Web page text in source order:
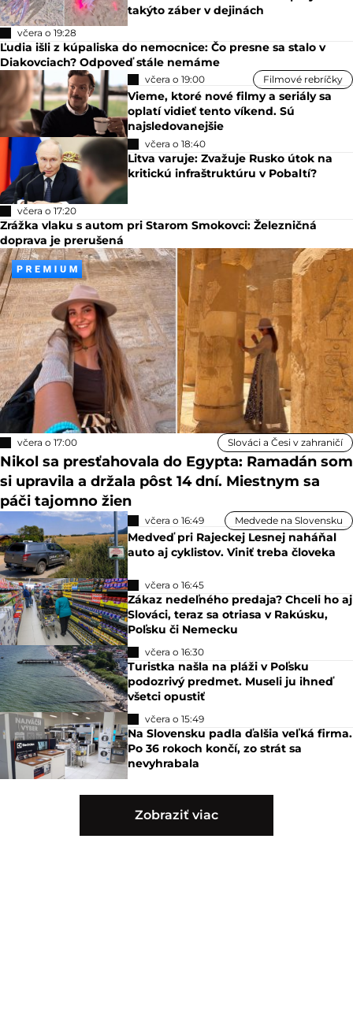
takýto záber v dejinách
včera o 19:28
Ľudia išli z kúpaliska do nemocnice: Čo presne sa stalo v
Diakovciach? Odpoveď stále nemáme
včera o 19:00 Filmové rebríčky
Vieme, ktoré nové filmy a seriály sa
oplatí vidieť tento víkend. Sú
najsledovanejšie
včera o 18:40
Litva varuje: Zvažuje Rusko útok na
kritickú infraštruktúru v Pobaltí?
včera o 17:20
Zrážka vlaku s autom pri Starom Smokovci: Železničná
doprava je prerušená
včera o 17:00 Slováci a Česi v zahraničí
Nikol sa presťahovala do Egypta: Ramadán som
si upravila a držala pôst 14 dní. Miestnym sa
páči tajomno žien
včera o 16:49 Medvede na Slovensku
Medveď pri Rajeckej Lesnej naháňal
auto aj cyklistov. Viniť treba človeka
včera o 16:45
Zákaz nedeľného predaja? Chceli ho aj
Slováci, teraz sa otriasa v Rakúsku,
Poľsku či Nemecku
včera o 16:30
Turistka našla na pláži v Poľsku
podozrivý predmet. Museli ju ihneď
všetci opustiť
včera o 15:49
Na Slovensku padla ďalšia veľká firma.
Po 36 rokoch končí, zo strát sa
nevyhrabala
Zobraziť viac